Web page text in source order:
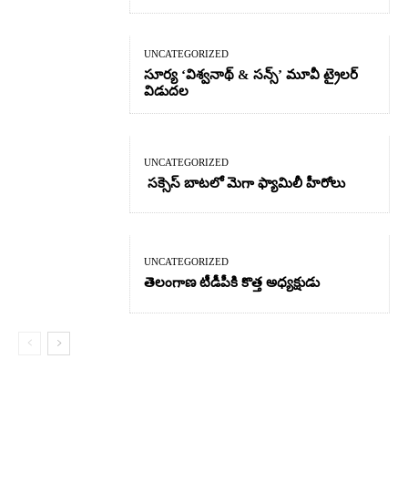
UNCATEGORIZED
సూర్య ‘విశ్వనాథ్ & సన్స్’ మూవీ ట్రైలర్
విడుదల
UNCATEGORIZED
సక్సెస్ బాటలో మెగా ఫ్యామిలీ హీరోలు
UNCATEGORIZED
తెలంగాణ టీడీపీకి కొత్త అధ్యక్షుడు